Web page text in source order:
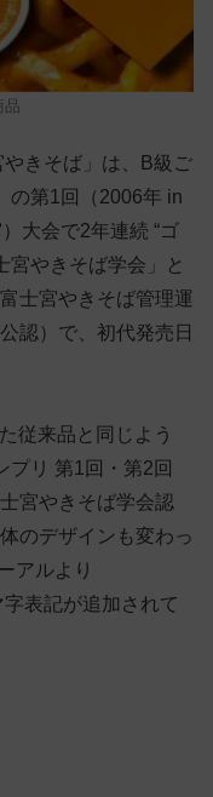
品
きそば」は、B級ご
の第1回（2006年 in
大会で2年連続 “ゴ
宮やきそば学会」と
士宮やきそば管理運
認）で、初代発売日
従来品と同じよう
プリ 第1回・第2回
宮やきそば学会認
のデザインも変わっ
アルより
字表記が追加されて